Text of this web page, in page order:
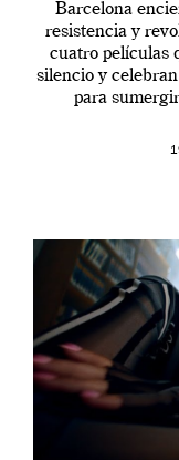
Barcelona
resistencia y
cuatro películas
silencio y
para